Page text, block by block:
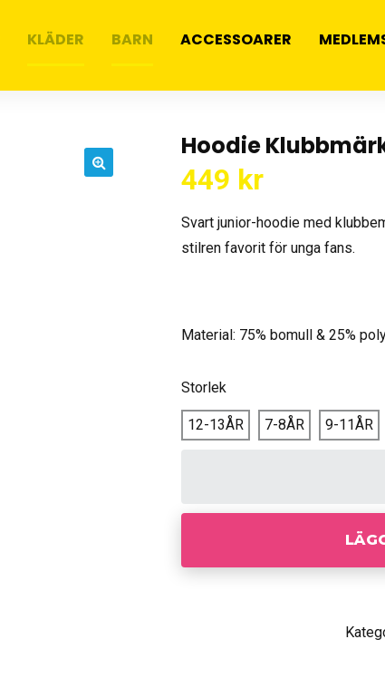
KLÄDER BARN ACCESSOARER
Hoodie
449 kr
Svart junior-hoodie med
stilren favorit för unga fans.
Material: 75% bomull & 25%
Storlek
12-13ÅR 7-8ÅR 9-11ÅR